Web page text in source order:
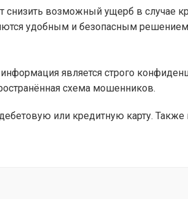
снизить возможный ущерб в случае
удобным и безопасным решением
является строго
схема мошенников.
или кредитную карту. Также